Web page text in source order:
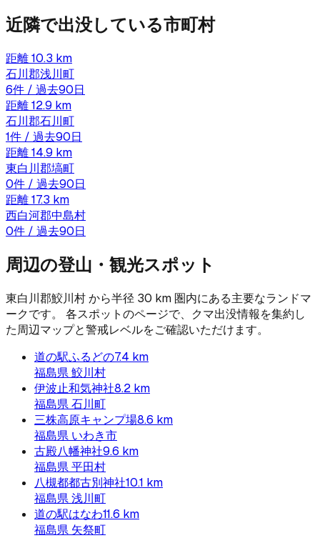
近隣で出没している市町村
距離10.3 km
石川郡浅川町
6件 / 過去90日
距離12.9 km
石川郡石川町
1件 / 過去90日
距離14.9 km
東白川郡塙町
0件 / 過去90日
距離17.3 km
西白河郡中島村
0件 / 過去90日
周辺の登山・観光スポット
東白川郡鮫川村から半径 30 km 圏内にある主要なランドマ
ークです。 各スポットのページで、クマ出没情報を集約し
た周辺マップと警戒レベルをご確認いただけます。
道の駅ふるどの7.4 km
福島県鮫川村
伊波止和気神社8.2 km
福島県石川町
三株高原キャンプ場8.6 km
福島県 いわき市
古殿八幡神社9.6 km
福島県平田村
八槻都都古別神社10.1 km
福島県浅川町
道の駅はなわ11.6 km
福島県 矢祭町